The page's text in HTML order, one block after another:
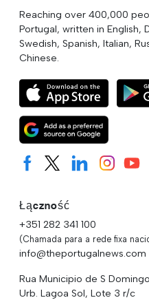
Reaching over 400,000
Portugal, written in English,
Swedish, Spanish, Italian,
Chinese.
Łączność
+351 282 341 100
(Chamada para a rede fixa
info@theportugalnews.com
Rua Municipio de S
Urb. Lagoa Sol, Lote 3 r/c